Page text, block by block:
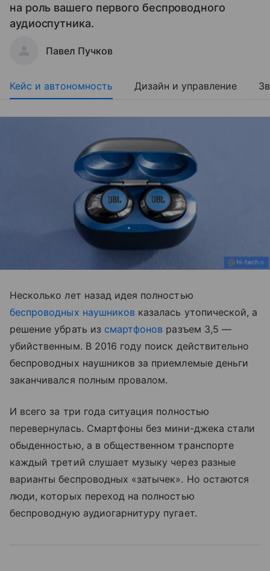
на роль вашего первого беспроводного
аудиоспутника.
Павел Пучков
Кейс и автономность Дизайн и управление
Несколько лет назад идея полностью
беспроводных наушников казалась утопической, а
решение убрать из смартфонов разъем 3,5 —
убийственным. В 2016 году поиск действительно
беспроводных наушников за приемлемые деньги
заканчивался полным провалом.
И всего за три года ситуация полностью
перевернулась. Смартфоны без мини-джека стали
обыденностью, а в общественном транспорте
каждый третий слушает музыку через разные
варианты беспроводных «затычек». Но остаются
люди, которых переход на полностью
беспроводную аудиогарнитуру пугает.